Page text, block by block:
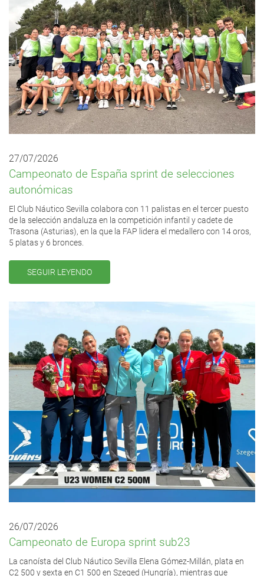
27/07/2026
Campeonato de España sprint de selecciones
autonómicas
El Club Náutico Sevilla colabora con 11 palistas en el tercer puesto
de la selección andaluza en la competición infantil y cadete de
Trasona (Asturias), en la que la FAP lidera el medallero con 14 oros,
5 platas y 6 bronces.
SEGUIR LEYENDO
26/07/2026
Campeonato de Europa sprint sub23
La canoísta del Club Náutico Sevilla Elena Gómez-Millán, plata en
C2 500 y sexta en C1 500 en Szeged (Hungría), mientras que